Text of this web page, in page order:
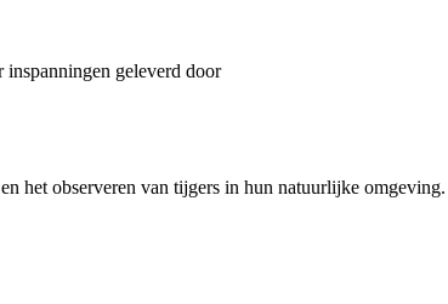
inspanningen geleverd door
het observeren van tijgers in hun natuurlijke omgeving.